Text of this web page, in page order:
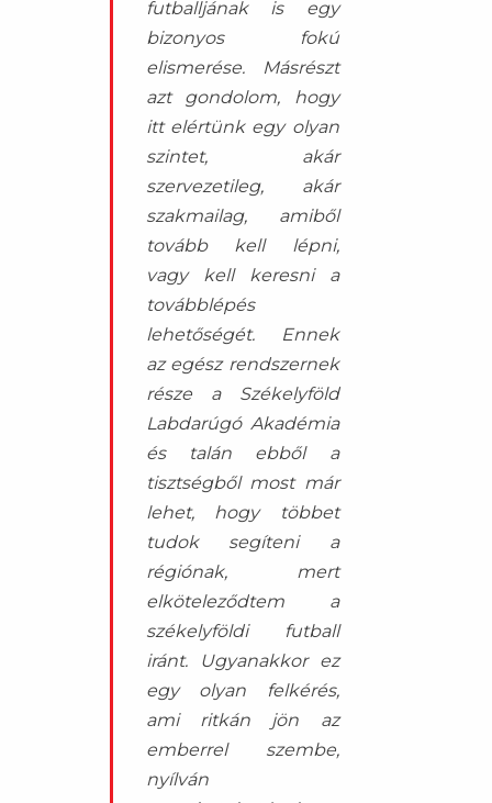
futballjának is egy
bizonyos fokú
elismerése. Másrészt
azt gondolom, hogy
itt elértünk egy olyan
szintet, akár
szervezetileg, akár
szakmailag, amiből
tovább kell lépni,
vagy kell keresni a
továbblépés
lehetőségét. Ennek
az egész rendszernek
része a Székelyföld
Labdarúgó Akadémia
és talán ebből a
tisztségből most már
lehet, hogy többet
tudok segíteni a
régiónak, mert
elköteleződtem a
székelyföldi futball
iránt. Ugyanakkor ez
egy olyan felkérés,
ami ritkán jön az
emberrel szembe,
nyílván